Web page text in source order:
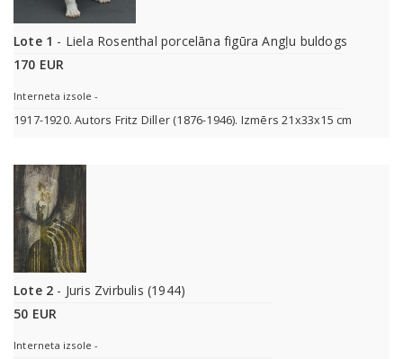
Lote 1 - Liela Rosenthal porcelāna figūra Angļu buldogs
170 EUR
Interneta izsole -
1917-1920. Autors Fritz Diller (1876-1946). Izmērs 21x33x15 cm
Lote 2 - Juris Zvirbulis (1944)
50 EUR
Interneta izsole -